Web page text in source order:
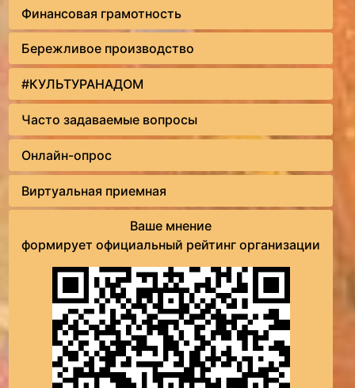
Финансовая грамотность
Бережливое производство
#КУЛЬТУРАНАДОМ
Часто задаваемые вопросы
Онлайн-опрос
Виртуальная приемная
Ваше мнение
формирует официальный рейтинг организации